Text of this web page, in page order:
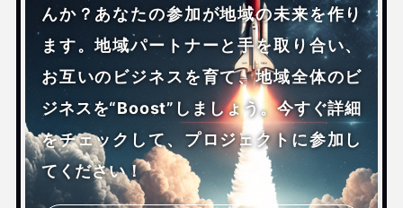
んか？あなたの参加が地域の未来を作り
ます。地域パートナーと手を取り合い、
お互いのビジネスを育て、地域全体のビ
ジネスを“Boost”しましょう。今すぐ詳細
をチェックして、プロジェクトに参加し
てください！